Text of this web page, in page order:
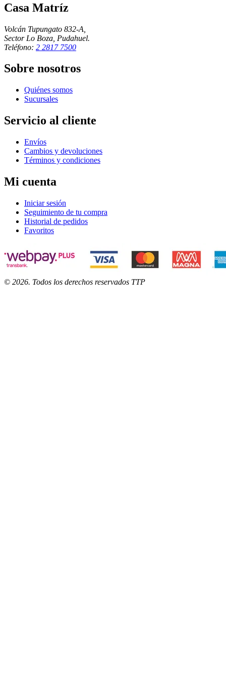
Casa Matríz
Volcán Tupungato 832-A,
Sector Lo Boza, Pudahuel.
Teléfono: 2 2817 7500
Sobre nosotros
Quiénes somos
Sucursales
Servicio al cliente
Envíos
Cambios y devoluciones
Términos y condiciones
Mi cuenta
Iniciar sesión
Seguimiento de tu compra
Historial de pedidos
Favoritos
© 2026. Todos los derechos reservados TTP